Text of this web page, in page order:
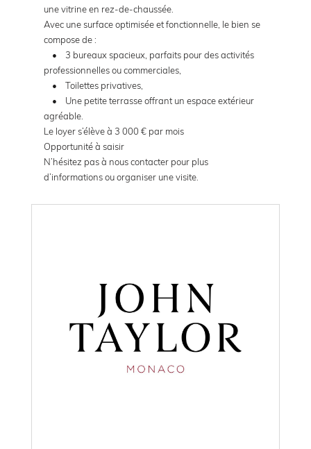
une vitrine en rez-de-chaussée.
Avec une surface optimisée et fonctionnelle, le bien se
compose de :
• 3 bureaux spacieux, parfaits pour des activités
professionnelles ou commerciales,
• Toilettes privatives,
• Une petite terrasse offrant un espace extérieur
agréable.
Le loyer s’élève à 3 000 € par mois
Opportunité à saisir
N’hésitez pas à nous contacter pour plus
d’informations ou organiser une visite.